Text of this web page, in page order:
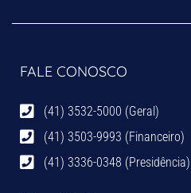
FALE CONOSCO
(41) 3532-5000 (Geral)
(41) 3503-9993 (Financeiro)
(41) 3336-0348 (Presidência)